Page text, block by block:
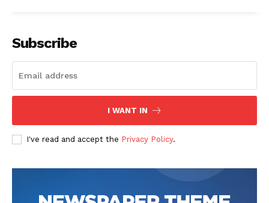
Subscribe
I WANT IN
I've read and accept the Privacy Policy.